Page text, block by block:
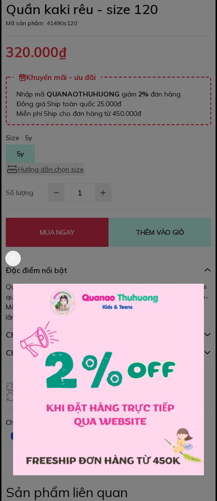
Quần kaki rêu - size 120
Mã sản phẩm: 41490s120
320.000₫
Khuyến mãi - ưu đãi
Nhập mã QUANAOTHUHUONG giảm 2% đơn hàng
Đồng giá Ship toàn quốc 25.000đ
Miễn phí Ship cho đơn hàng từ 450.000đ
Size : 5y
5y
Hướng dẫn chọn size
Số lượng
MUA NGAY THÊM VÀO GIỎ
Đặc điểm nổi bật
Quần kaki Unisex cho bé trai và bé gái-Chất Kaki mềm mát, form
quần đứng, túi thật, -Lưng chun co giãn, theo vòng bụng của bé.-
Màu sắc đơn giản, from quần dễ mặc, dễ phối với nhiều kiểu áo
lắm ạ
Chính sách mua hàng
Chính sách đổi hàng
Giao hàng toàn quốc
Chia sẻ
Sản phẩm liên quan